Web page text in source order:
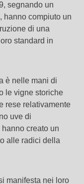
segnando un
hanno compiuto un
di una
standard in
è nelle mani di
le vigne storiche
rese relativamente
uve di
creato un
alle radici della
manifesta nei loro